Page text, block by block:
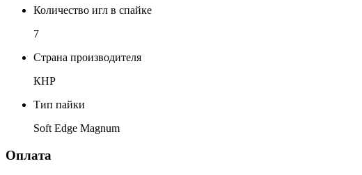
Количество игл в спайке
7
Страна производителя
КНР
Тип пайки
Soft Edge Magnum
Оплата